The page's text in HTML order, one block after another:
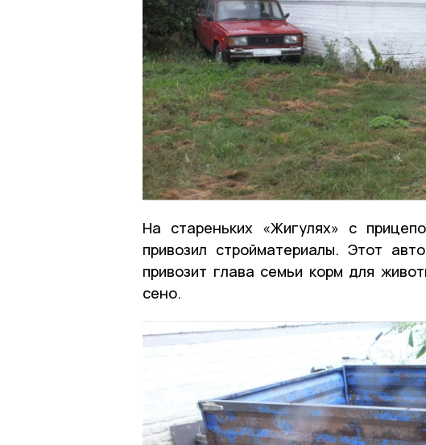
На стареньких «Жигулях» с
привозил стройматериалы. Этот
привозит глава семьи корм для
сено.